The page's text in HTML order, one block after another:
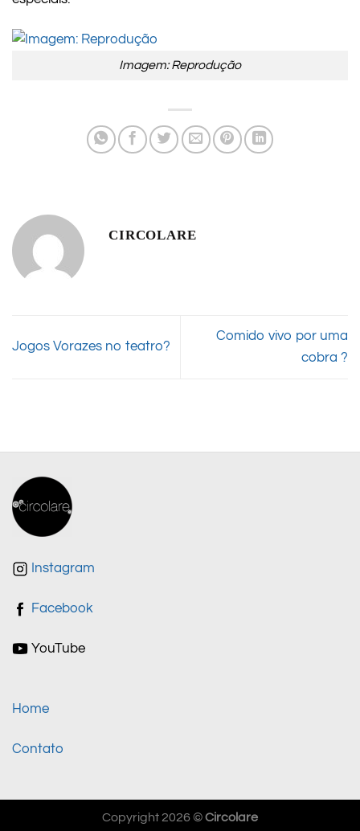
Imagem: Reprodução
CIRCOLARE
Jogos Vorazes no teatro?
Comido vivo por uma
cobra ?
Instagram
Facebook
YouTube
Home
Contato
Copyright 2026 ©Circolare